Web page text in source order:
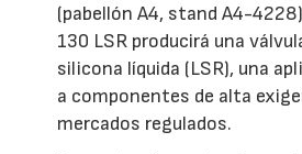
(pabellón A4, stand A4-
130 LSR producirá una
silicona líquida (LSR), una
a componentes de alta
mercados regulados.